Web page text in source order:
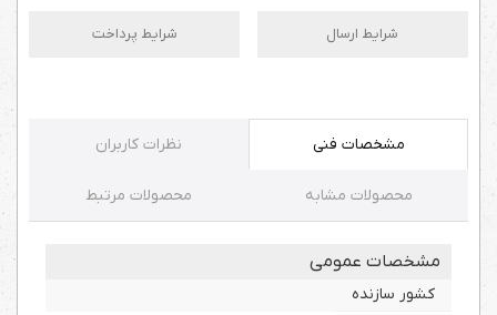
شرایط ارسال شرایط پرداخت
مشخصات فنی نظرات کاربران
محصولات مشابه محصولات مرتبط
مشخصات عمومی
کشور سازنده